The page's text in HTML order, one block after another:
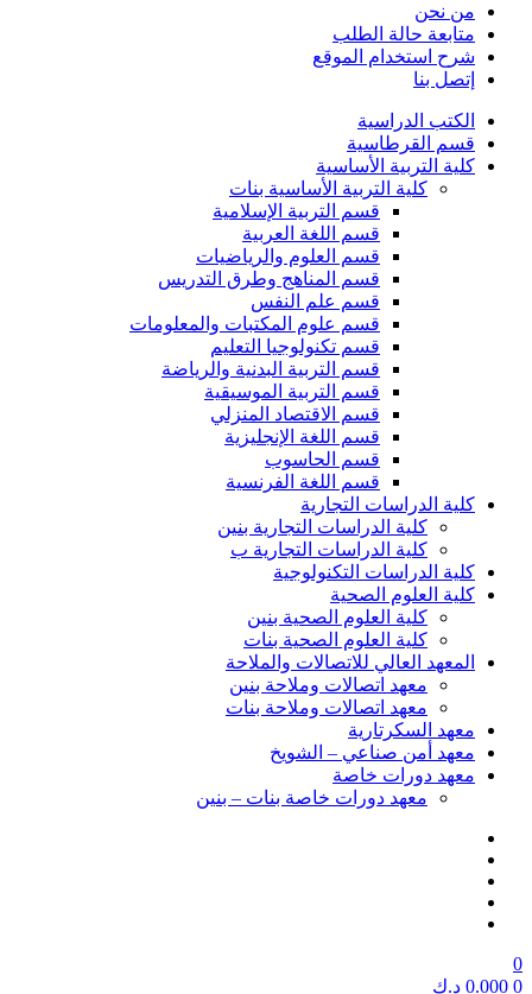
من نحن
متابعة حالة الطلب
شرح استخدام الموقع
إتصل بنا
الكتب الدراسية
قسم القرطاسية
كلية التربية الأساسية
كلية التربية الأساسية بنات
قسم التربية الإسلامية
قسم اللغة العربية
قسم العلوم والرياضيات
قسم المناهج وطرق التدريس
قسم علم النفس
قسم علوم المكتبات والمعلومات
قسم تكنولوجيا التعليم
قسم التربية البدنية والرياضة
قسم التربية الموسيقية
قسم الاقتصاد المنزلي
قسم اللغة الإنجليزية
قسم الحاسوب
قسم اللغة الفرنسية
كلية الدراسات التجارية
كلية الدراسات التجارية بنين
كلية الدراسات التجارية ب
كلية الدراسات التكنولوجية
كلية العلوم الصحية
كلية العلوم الصحية بنين
كلية العلوم الصحية بنات
المعهد العالي للاتصالات والملاحة
معهد اتصالات وملاحة بنين
معهد اتصالات وملاحة بنات
معهد السكرتارية
معهد أمن صناعي – الشويخ
معهد دورات خاصة
معهد دورات خاصة بنات – بنين
0
0
0.000 د.ك